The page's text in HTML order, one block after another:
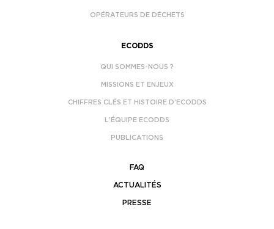
OPÉRATEURS DE DÉCHETS
ECODDS
QUI SOMMES-NOUS ?
MISSIONS ET ENJEUX
CHIFFRES CLÉS ET HISTOIRE D’ECODDS
L’ÉQUIPE ECODDS
PUBLICATIONS
FAQ
ACTUALITÉS
PRESSE